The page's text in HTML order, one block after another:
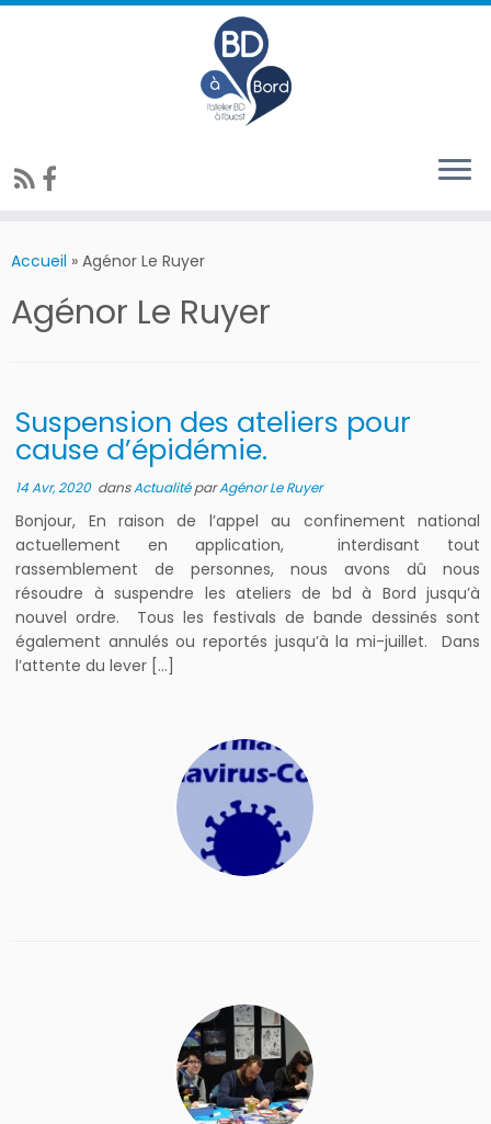
Accueil » Agénor Le Ruyer
Agénor Le Ruyer
Suspension des ateliers pour
cause d’épidémie.
14 Avr, 2020dansActualitéparAgénor Le Ruyer
Bonjour, En raison de l’appel au confinement national
actuellement en application, interdisant tout
rassemblement de personnes, nous avons dû nous
résoudre à suspendre les ateliers de bd à Bord jusqu’à
nouvel ordre. Tous les festivals de bande dessinés sont
également annulés ou reportés jusqu’à la mi-juillet. Dans
l’attente du lever […]